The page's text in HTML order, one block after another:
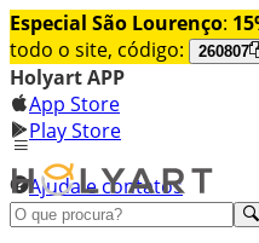
Especial São Lourenço:
todo o site, código:
260807
Holyart APP
App Store
Play Store
Ajuda e contatos
Conheça premium